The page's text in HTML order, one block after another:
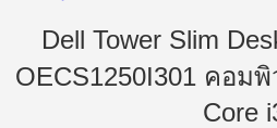
Dell Tower Slim
OECS1250I301 คอม
Core